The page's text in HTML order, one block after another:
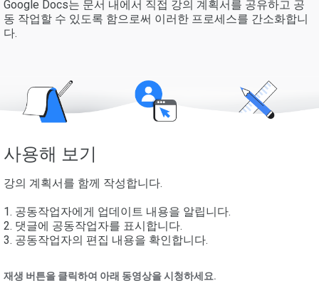
Google Docs는 문서 내에서 직접 강의 계획서를 공유하고 공
동 작업할 수 있도록 함으로써 이러한 프로세스를 간소화합니
다.
사용해 보기
강의 계획서를 함께 작성합니다.
1. 공동작업자에게 업데이트 내용을 알립니다.
2. 댓글에 공동작업자를 표시합니다.
3. 공동작업자의 편집 내용을 확인합니다.
재생 버튼을 클릭하여 아래 동영상을 시청하세요.